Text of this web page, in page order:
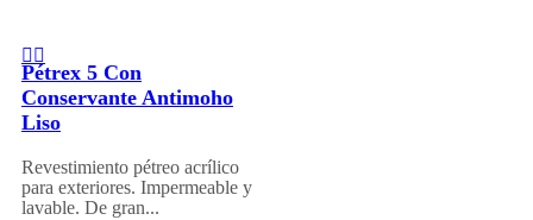
Pétrex 5 Con
Conservante Antimoho
Liso
Revestimiento pétreo acrílico
para exteriores. Impermeable y
lavable. De gran...